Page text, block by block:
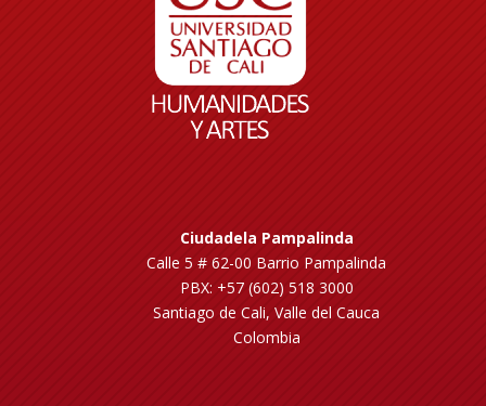
Ciudadela Pampalinda
Calle 5 # 62-00 Barrio Pampalinda
PBX: +57 (602) 518 3000
Santiago de Cali, Valle del Cauca
Colombia